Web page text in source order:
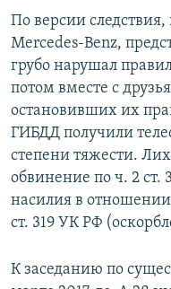
По версии следствия,
Mercedes-Benz,
грубо нарушал
потом вместе с
остановивших их
ГИБДД получили
степени тяжести.
обвинение по ч. 2
насилия в отношении
ст. 319 УК РФ
К заседанию по